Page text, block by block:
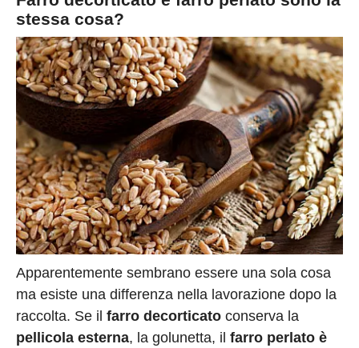
stessa cosa?
Apparentemente sembrano essere una sola cosa
ma esiste una differenza nella lavorazione dopo la
raccolta. Se il farro decorticato conserva la
pellicola esterna, la golunetta, il farro perlato è